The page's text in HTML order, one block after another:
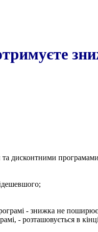
дисконтними
- знижка не
- розташовується в